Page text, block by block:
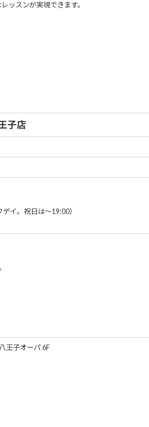
ッスンが実現できます。
子店
イ。祝日は～19:00）
王子オーパ 6F